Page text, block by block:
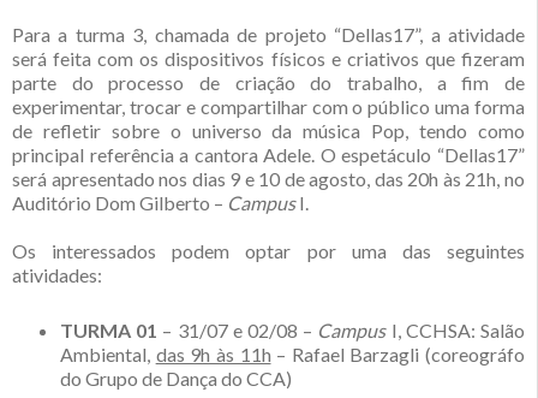
Para a turma 3, chamada de projeto “Dellas17”, a atividade
será feita com os dispositivos físicos e criativos que fizeram
parte do processo de criação do trabalho, a fim de
experimentar, trocar e compartilhar com o público uma forma
de refletir sobre o universo da música Pop, tendo como
principal referência a cantora Adele. O espetáculo “Dellas17”
será apresentado nos dias 9 e 10 de agosto, das 20h às 21h, no
Auditório Dom Gilberto – CampusI.
Os interessados podem optar por uma das seguintes
atividades:
TURMA 01 – 31/07 e 02/08 – CampusI, CCHSA: Salão
Ambiental, das 9h às 11h – Rafael Barzagli (coreográfo
do Grupo de Dança do CCA)